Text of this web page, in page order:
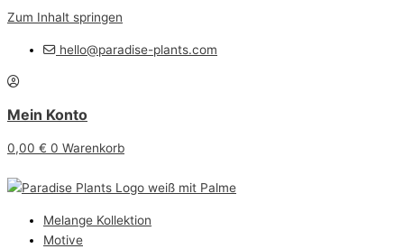
Zum Inhalt springen
hello@paradise-plants.com
Mein Konto
0,00 € 0 Warenkorb
Melange Kollektion
Motive